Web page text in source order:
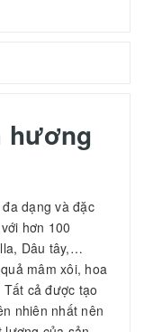
hương
dạng và đặc
hơn 100
Dâu tây,…
mâm xôi, hoa
cả được tạo
nhiên nhất nên